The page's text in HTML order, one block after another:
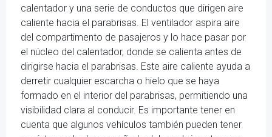
calentador y una serie de conductos que dirigen aire
caliente hacia el parabrisas. El ventilador aspira aire
del compartimento de pasajeros y lo hace pasar por
el núcleo del calentador, donde se calienta antes de
dirigirse hacia el parabrisas. Este aire caliente ayuda a
derretir cualquier escarcha o hielo que se haya
formado en el interior del parabrisas, permitiendo una
visibilidad clara al conducir. Es importante tener en
cuenta que algunos vehículos también pueden tener